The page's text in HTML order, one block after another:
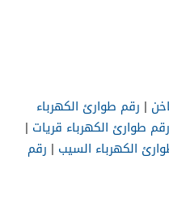
| رقم طوارئ الكهرباء
رقم طوارئ الكهرباء قريات |
الكهرباء السيب | رقم